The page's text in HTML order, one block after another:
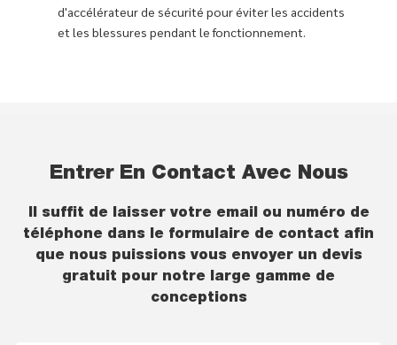
d'accélérateur de sécurité pour éviter les accidents
et les blessures pendant le fonctionnement.
Entrer En Contact Avec Nous
Il suffit de laisser votre email ou numéro de
téléphone dans le formulaire de contact afin
que nous puissions vous envoyer un devis
gratuit pour notre large gamme de
conceptions